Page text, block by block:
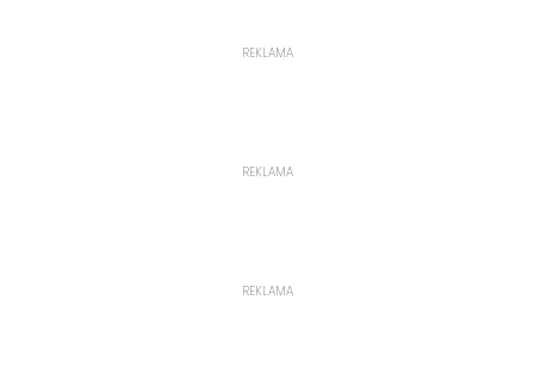
REKLAMA
REKLAMA
REKLAMA